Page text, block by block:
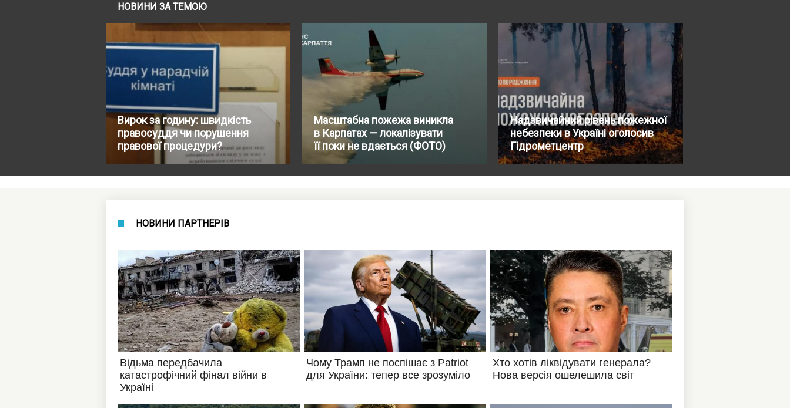
НОВИНИ ЗА ТЕМОЮ
Вирок за годину: швидкість
правосуддя чи порушення
правової процедури?
Масштабна пожежа виникла
в Карпатах — локалізувати
її поки не вдається (ФОТО)
Надзвичайний рівень пожежної
небезпеки в Україні оголосив
Гідрометцентр
НОВИНИ ПАРТНЕРІВ